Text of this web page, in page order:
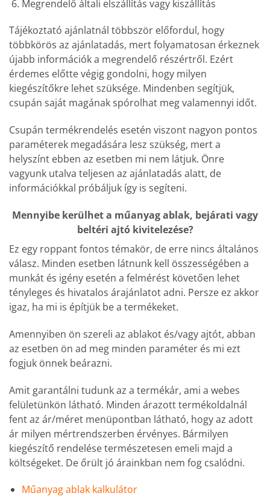
Megrendelő általi elszállítás vagy kiszállítás
Tájékoztató ajánlatnál többször előfordul, hogy
többkörös az ajánlatadás, mert folyamatosan érkeznek
újabb információk a megrendelő részértről. Ezért
érdemes előtte végig gondolni, hogy milyen
kiegészítőkre lehet szüksége. Mindenben segítjük,
csupán saját magának spórolhat meg valamennyi időt.
Csupán termékrendelés esetén viszont nagyon pontos
paraméterek megadására lesz szükség, mert a
helyszínt ebben az esetben mi nem látjuk. Önre
vagyunk utalva teljesen az ajánlatadás alatt, de
információkkal próbáljuk így is segíteni.
Mennyibe kerülhet a műanyag ablak, bejárati vagy
beltéri ajtó kivitelezése?
Ez egy roppant fontos témakör, de erre nincs általános
válasz. Minden esetben látnunk kell összességében a
munkát és igény esetén a felmérést követően lehet
tényleges és hivatalos árajánlatot adni. Persze ez akkor
igaz, ha mi is építjük be a termékeket.
Amennyiben ön szereli az ablakot és/vagy ajtót, abban
az esetben ön ad meg minden paraméter és mi ezt
fogjuk önnek beárazni.
Amit garantálni tudunk az a termékár, ami a webes
felületünkön látható. Minden árazott termékoldalnál
fent az ár/méret menüpontban látható, hogy az adott
ár milyen mértrendszerben érvényes. Bármilyen
kiegészítő rendelése természetesen emeli majd a
költségeket. De őrült jó árainkban nem fog csalódni.
Műanyag ablak kalkulátor